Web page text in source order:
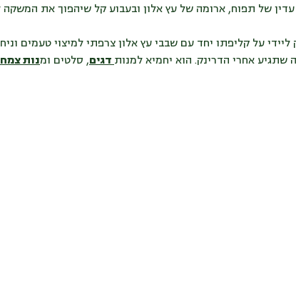
של תפוח, ארומה של עץ אלון ובעבוע קל שיהפוך את המשקה
על קליפתו יחד עם שבבי עץ אלון צרפתי למיצוי טעמים
אחרי הדרינק. הוא יחמיא למנותדגים, סלטים ומנות